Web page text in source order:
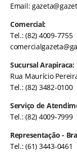
Email:
Comercial:
Tel.: (82) 4009-7755
Sucursal Arapiraca:
Rua Maurício
Tel.: (82) 3482-0100
Serviço de
Tel.: (82) 4009-7999
Representação -
Tel.: (61) 3443-0461